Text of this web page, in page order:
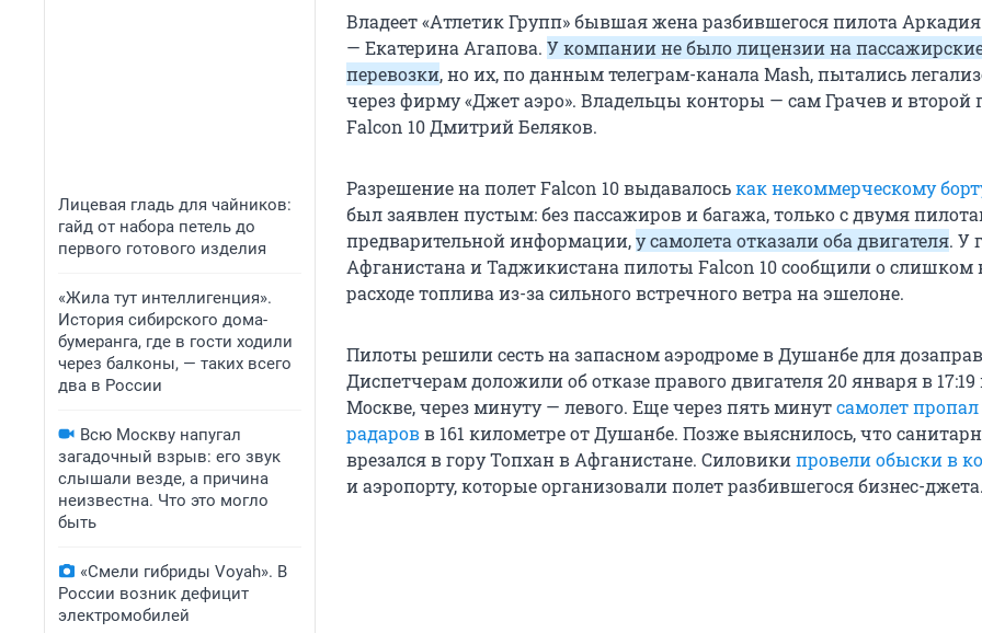
Лицевая гладь для чайников:
гайд от набора петель до
первого готового изделия
«Жила тут интеллигенция».
История сибирского дома-
бумеранга, где в гости ходили
через балконы, — таких всего
два в России
Всю Москву напугал
загадочный взрыв: его звук
слышали везде, а причина
неизвестна. Что это могло
быть
«Смели гибриды Voyah». В
России возник дефицит
электромобилей
Владеет «Атлетик Групп» бывшая жена разбившегося пилота
— Екатерина Агапова. У компании не было лицензии на
перевозки, но их, по данным телеграм-канала Mash, пытались
через фирму «Джет аэро». Владельцы конторы — сам Грачев и второй
Falcon 10 Дмитрий Беляков.
Разрешение на полет Falcon 10 выдавалоськак некоммерческому
был заявлен пустым: без пассажиров и багажа, только с двумя
предварительной информации,у самолета отказали оба двигателя. У
Афганистана и Таджикистана пилоты Falcon 10 сообщили о слишком
расходе топлива из-за сильного встречного ветра на эшелоне.
Пилоты решили сесть на запасном аэродроме в Душанбе для
Диспетчерам доложили об отказе правого двигателя 20 января в 17:19
Москве, через минуту — левого. Еще через пять минутсамолет пропал
радаровв 161 километре от Душанбе. Позже выяснилось, что
врезался в гору Топхан в Афганистане. Силовикипровели обыски в
и аэропорту, которые организовали полет разбившегося бизнес-